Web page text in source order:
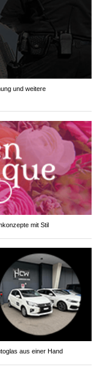
und weitere
mit Stil
aus einer Hand